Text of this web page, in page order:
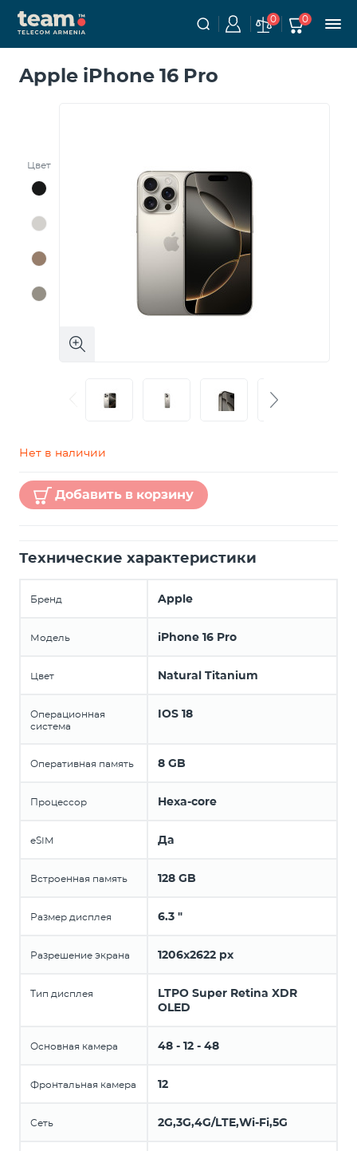
0 0
Apple iPhone 16 Pro
Цвет
Нет в наличии
Добавить в корзину
Технические характеристики
Бренд Apple
Модель iPhone 16 Pro
Цвет Natural Titanium
Операционная
система
IOS 18
Оперативная память 8 GB
Процессор Hexa-core
eSIM Да
Встроенная память 128 GB
Размер дисплея 6.3 "
Разрешение экрана 1206x2622 px
Тип дисплея
LTPO Super Retina XDR
OLED
Основная камера 48 - 12 - 48
Фронтальная камера 12
Сеть 2G,3G,4G/LTE,Wi-Fi,5G